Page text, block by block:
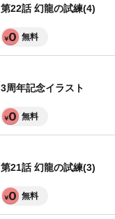
第22話 幻龍の試練(4)
無料
3周年記念イラスト
無料
第21話 幻龍の試練(3)
無料